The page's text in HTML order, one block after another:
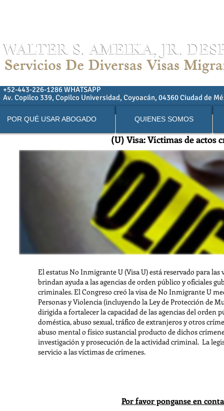
El estatus No Inmigrante U (Visa U) está reservado para
brindan ayuda a las agencias de orden público y oficiales
criminales. El Congreso creó la visa de No Inmigrante U
Personas y Violencia (incluyendo la Ley de Protección de
dirigida a fortalecer la capacidad de las agencias del orden
doméstica, abuso sexual, tráfico de extranjeros y otros
abuso mental o físico sustancial producto de dichos
investigación y prosecución de la actividad criminal. La
servicio a las víctimas de crímenes.
Por favor ponganse en
(U) Visa: Víctimas de actos
+52-443-226-1286 WHATSAPP
Av. Copilco 339, Copilco Universidad, Coyoacán, 04360 Ciudad de
POR QUÉ USAR ABOGADO QUIENES SOMOS